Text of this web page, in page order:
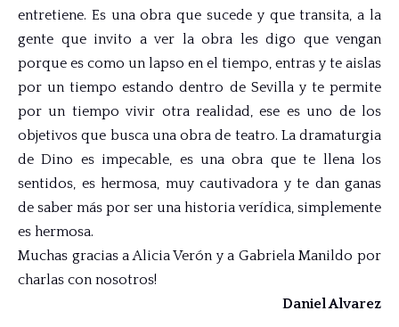
entretiene. Es una obra que sucede y que transita, a la
gente que invito a ver la obra les digo que vengan
porque es como un lapso en el tiempo, entras y te aislas
por un tiempo estando dentro de Sevilla y te permite
por un tiempo vivir otra realidad, ese es uno de los
objetivos que busca una obra de teatro. La dramaturgia
de Dino es impecable, es una obra que te llena los
sentidos, es hermosa, muy cautivadora y te dan ganas
de saber más por ser una historia verídica, simplemente
es hermosa.
Muchas gracias a Alicia Verón y a Gabriela Manildo por
charlas con nosotros!
Daniel Alvarez